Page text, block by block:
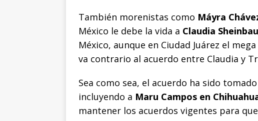
También morenistas como Máyra
México le debe la vida a Claudia
México, aunque en Ciudad Juárez el
va contrario al acuerdo entre Claudia y
Sea como sea, el acuerdo ha sido
incluyendo a Maru Campos en
mantener los acuerdos vigentes para